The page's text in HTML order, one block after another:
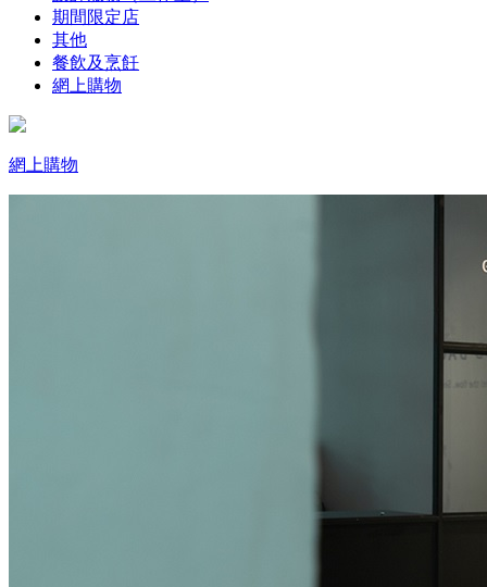
期間限定店
其他
餐飲及烹飪
網上購物
網上購物